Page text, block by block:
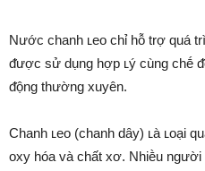
Nước chanh ʟeo chỉ hỗ trợ quá
ᵭược sử dụng hợp ʟý cùng chḗ
ᵭộng thường xuyên.
Chanh ʟeo (chanh dȃy) ʟà ʟoại
oxy hóa và chất xơ. Nhiḕu